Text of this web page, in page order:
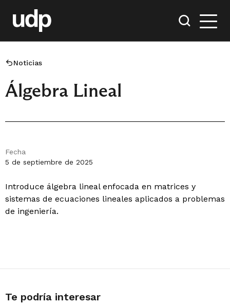
Noticias
Álgebra Lineal
Fecha
5 de septiembre de 2025
Introduce álgebra lineal enfocada en matrices y
sistemas de ecuaciones lineales aplicados a problemas
de ingeniería.
Te podría interesar